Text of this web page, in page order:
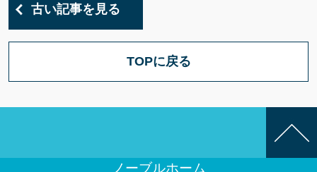
古い記事を見る
TOPに戻る
ノーブルホーム